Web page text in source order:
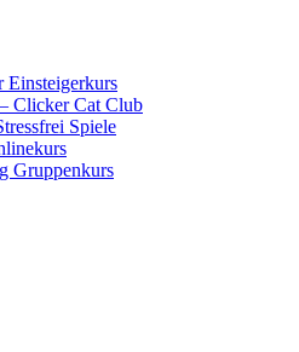
Einsteigerkurs
Clicker Cat Club
Spiele
Gruppenkurs